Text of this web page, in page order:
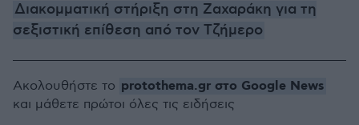
Διακομματική στήριξη στη Ζαχαράκη για τη
σεξιστική επίθεση από τον Τζήμερο
Ακολουθήστε το protothema.gr στο Google News
και μάθετε πρώτοι όλες τις ειδήσεις